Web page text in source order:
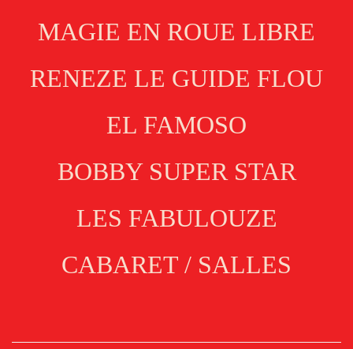
MAGIE EN ROUE LIBRE
RENEZE LE GUIDE FLOU
EL FAMOSO
BOBBY SUPER STAR
LES FABULOUZE
CABARET / SALLES